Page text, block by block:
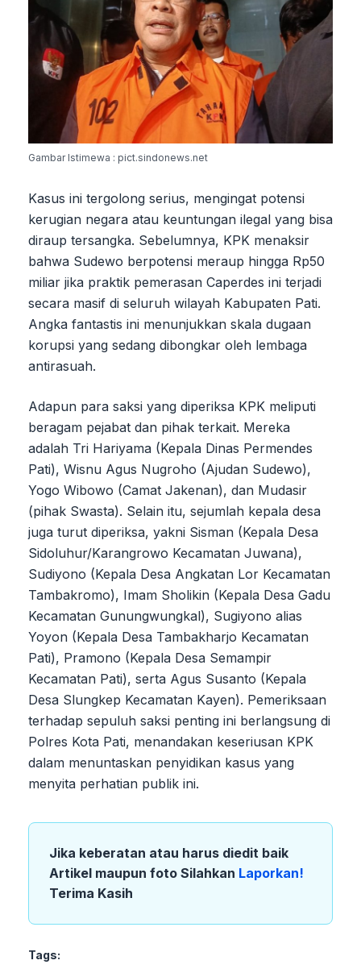
Gambar Istimewa : pict.sindonews.net
Kasus ini tergolong serius, mengingat potensi
kerugian negara atau keuntungan ilegal yang bisa
diraup tersangka. Sebelumnya, KPK menaksir
bahwa Sudewo berpotensi meraup hingga Rp50
miliar jika praktik pemerasan Caperdes ini terjadi
secara masif di seluruh wilayah Kabupaten Pati.
Angka fantastis ini menunjukkan skala dugaan
korupsi yang sedang dibongkar oleh lembaga
antirasuah.
Adapun para saksi yang diperiksa KPK meliputi
beragam pejabat dan pihak terkait. Mereka
adalah Tri Hariyama (Kepala Dinas Permendes
Pati), Wisnu Agus Nugroho (Ajudan Sudewo),
Yogo Wibowo (Camat Jakenan), dan Mudasir
(pihak Swasta). Selain itu, sejumlah kepala desa
juga turut diperiksa, yakni Sisman (Kepala Desa
Sidoluhur/Karangrowo Kecamatan Juwana),
Sudiyono (Kepala Desa Angkatan Lor Kecamatan
Tambakromo), Imam Sholikin (Kepala Desa Gadu
Kecamatan Gunungwungkal), Sugiyono alias
Yoyon (Kepala Desa Tambakharjo Kecamatan
Pati), Pramono (Kepala Desa Semampir
Kecamatan Pati), serta Agus Susanto (Kepala
Desa Slungkep Kecamatan Kayen). Pemeriksaan
terhadap sepuluh saksi penting ini berlangsung di
Polres Kota Pati, menandakan keseriusan KPK
dalam menuntaskan penyidikan kasus yang
menyita perhatian publik ini.
Jika keberatan atau harus diedit baik
Artikel maupun foto Silahkan Laporkan!
Terima Kasih
Tags: